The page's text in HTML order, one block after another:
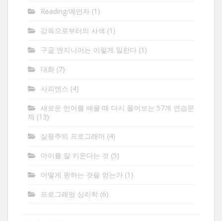
Reading/예언자 (1)
감옥으로부터의 사색 (1)
구글 엔지니어는 이렇게 일한다 (1)
대화 (7)
사피엔스 (4)
새로운 언어를 배울 때 다시 풀어보는 57개 연습문
제 (13)
실용주의 프로그래머 (4)
아이를 잘 키운다는 것 (5)
어떻게 원하는 것을 얻는가 (1)
프로그래밍 심리학 (6)